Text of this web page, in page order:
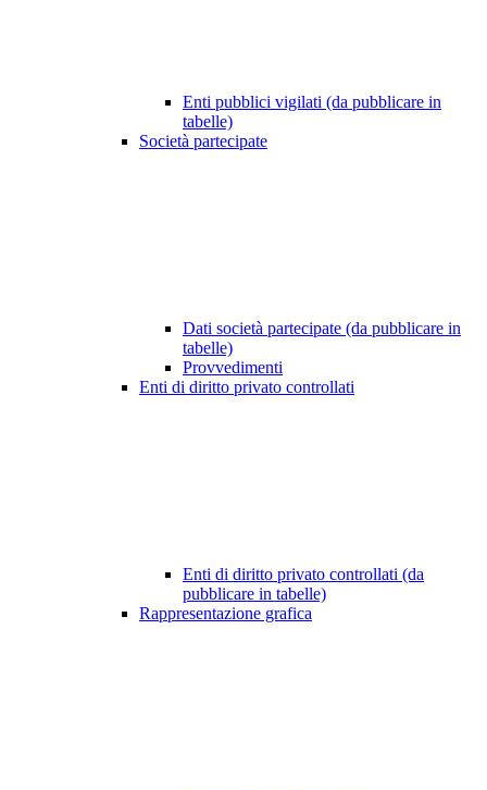
Enti pubblici vigilati (da pubblicare in
tabelle)
Società partecipate
Dati società partecipate (da pubblicare in
tabelle)
Provvedimenti
Enti di diritto privato controllati
Enti di diritto privato controllati (da
pubblicare in tabelle)
Rappresentazione grafica